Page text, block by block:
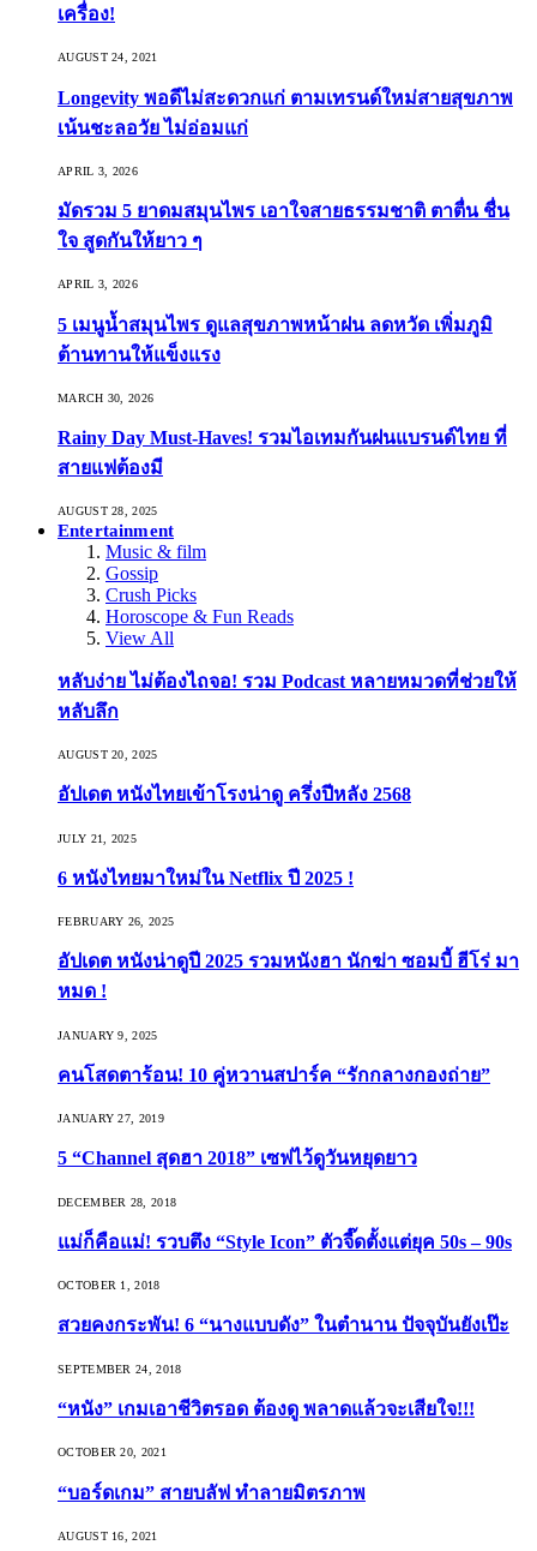
เครื่อง!
AUGUST 24, 2021
Longevity พอดีไม่สะดวกแก่ ตามเทรนด์ใหม่สายสุขภาพ
เน้นชะลอวัย ไม่อ่อมแก่
APRIL 3, 2026
มัดรวม 5 ยาดมสมุนไพร เอาใจสายธรรมชาติ ตาตื่น ชื่น
ใจ สูดกันให้ยาว ๆ
APRIL 3, 2026
5 เมนูน้ำสมุนไพร ดูแลสุขภาพหน้าฝน ลดหวัด เพิ่มภูมิ
ต้านทานให้แข็งแรง
MARCH 30, 2026
Rainy Day Must-Haves! รวมไอเทมกันฝนแบรนด์ไทย ที่
สายแฟต้องมี
AUGUST 28, 2025
Entertainment
Music & film
Gossip
Crush Picks
Horoscope & Fun Reads
View All
หลับง่าย ไม่ต้องไถจอ! รวม Podcast หลายหมวดที่ช่วยให้
หลับลึก
AUGUST 20, 2025
อัปเดต หนังไทยเข้าโรงน่าดู ครึ่งปีหลัง 2568
JULY 21, 2025
6 หนังไทยมาใหม่ใน Netflix ปี 2025 !
FEBRUARY 26, 2025
อัปเดต หนังน่าดูปี 2025 รวมหนังฮา นักฆ่า ซอมบี้ ฮีโร่ มา
หมด !
JANUARY 9, 2025
คนโสดตาร้อน! 10 คู่หวานสปาร์ค “รักกลางกองถ่าย”
JANUARY 27, 2019
5 “Channel สุดฮา 2018” เซฟไว้ดูวันหยุดยาว
DECEMBER 28, 2018
แม่ก็คือแม่! รวบตึง “Style Icon” ตัวจี๊ดตั้งแต่ยุค 50s – 90s
OCTOBER 1, 2018
สวยคงกระพัน! 6 “นางแบบดัง” ในตำนาน ปัจจุบันยังเป๊ะ
SEPTEMBER 24, 2018
“หนัง” เกมเอาชีวิตรอด ต้องดู พลาดแล้วจะเสียใจ!!!
OCTOBER 20, 2021
“บอร์ดเกม” สายบลัฟ ทำลายมิตรภาพ
AUGUST 16, 2021